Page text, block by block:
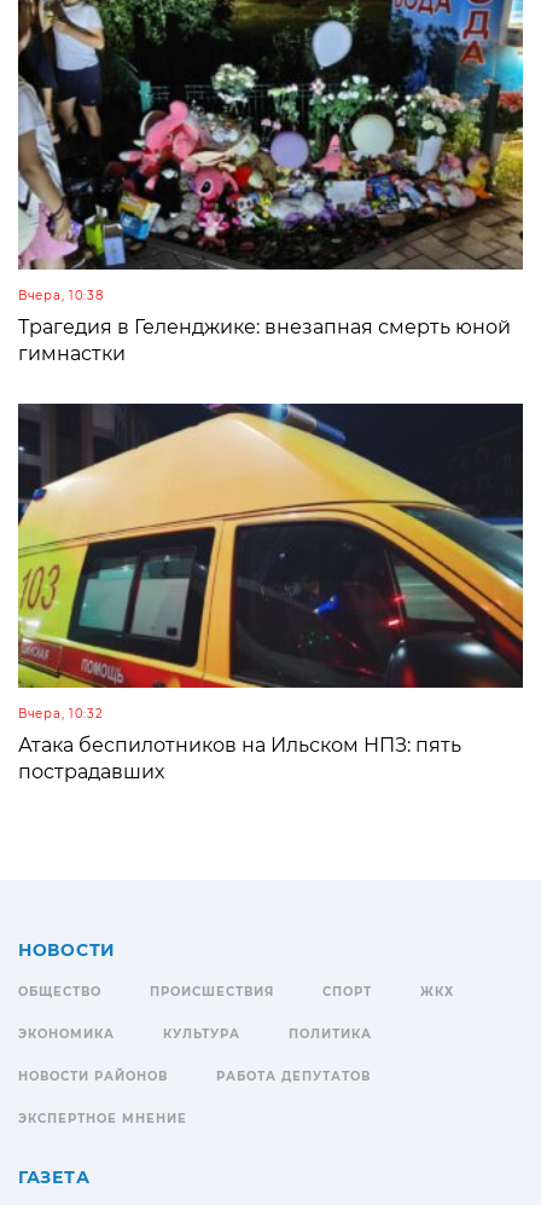
Вчера, 10:38
Трагедия в Геленджике: внезапная смерть юной
гимнастки
Вчера, 10:32
Атака беспилотников на Ильском НПЗ: пять
пострадавших
НОВОСТИ
ОБЩЕСТВО ПРОИСШЕСТВИЯ СПОРТ ЖКХ
ЭКОНОМИКА КУЛЬТУРА ПОЛИТИКА
НОВОСТИ РАЙОНОВ РАБОТА ДЕПУТАТОВ
ЭКСПЕРТНОЕ МНЕНИЕ
ГАЗЕТА